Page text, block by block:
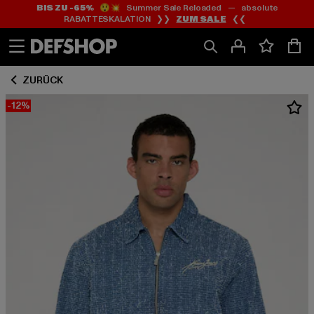
Zum
Inhalt
springen
Zum
Fußzeile
springen
BIS ZU -65%😲💥 Summer Sale Reloaded — absolute
RABATTESKALATION ❯❯ ZUM SALE ❮❮
ZURÜCK
-12%